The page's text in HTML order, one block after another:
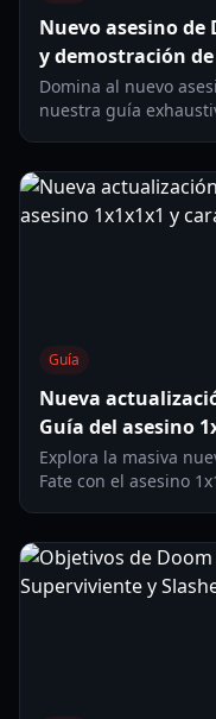
Nuevo asesino de
y demostración
Domina al nuevo
nuestra guía
Guía
Nueva
Guía del asesino
Explora la masiva
Fate con el asesino